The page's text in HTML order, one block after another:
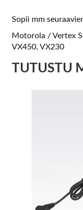
Sopii mm
Motorola / Vertex
VX450, VX230
TUTUSTU